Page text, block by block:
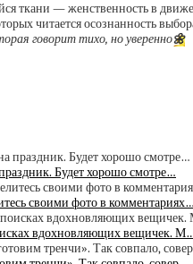
ткани — женственность в
читается осознанность
говорит тихо, но уверенно🌼
Будет хорошо смотре…
своими фото в комментариях…
вдохновляющих вещичек.